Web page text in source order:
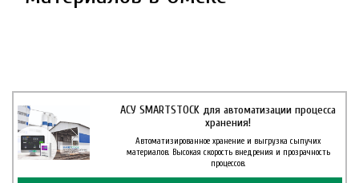
АСУ SMARTSTOCK для автоматизации процесса
хранения!
Автоматизированное хранение и выгрузка сыпучих
материалов. Высокая скорость внедрения и прозрачность
процессов.